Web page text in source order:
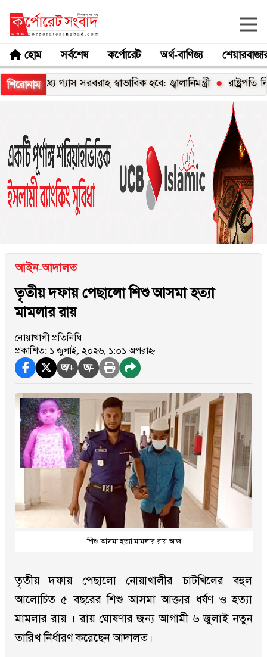
হোম সর্বশেষ কর্পোরেট অর্থ-বাণিজ্য
শিরোনাম
গ্যাস সরবরাহ স্বাভাবিক হবে: জ্বালানিমন্ত্রী রাষ্ট্রপতি
আইন-আদালত
তৃতীয় দফায় পেছালো শিশু আসমা হত্যা
মামলার রায়
নোয়াখালী প্রতিনিধি
প্রকাশিত: ১ জুলাই, ২০২৬, ১:০১ অপরাহ্ন
অ+ অ-
শিশু আসমা হত্যা মামলার রায় আজ
তৃতীয় দফায় পেছালো নোয়াখালীর চাটখিলের বহুল
আলোচিত ৫ বছরের শিশু আসমা আক্তার ধর্ষণ ও হত্যা
মামলার রায় । রায় ঘোষণার জন্য আগামী ৬ জুলাই নতুন
তারিখ নির্ধারণ করেছেন আদালত।